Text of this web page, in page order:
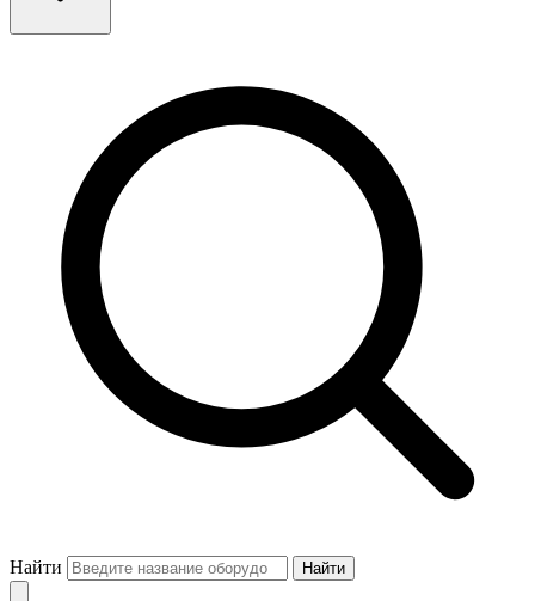
Найти Найти